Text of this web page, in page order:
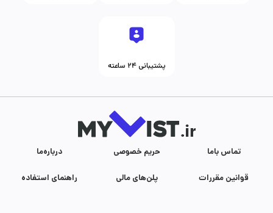
پشتیبانی ۲۴ ساعته
درباره‌ما حریم خصوصی تماس با‌ما
راهنمای استفاده پلن‌های مالی قوانین مقررات